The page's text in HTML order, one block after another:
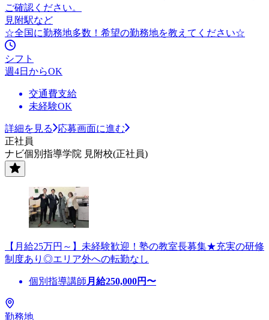
ご確認ください。
見附駅など
☆全国に勤務地多数！希望の勤務地を教えてください☆
シフト
週4日からOK
交通費支給
未経験OK
詳細を見る
応募画面に進む
正社員
ナビ個別指導学院 見附校(正社員)
【月給25万円～】未経験歓迎！塾の教室長募集★充実の研修
制度あり◎エリア外への転勤なし
個別指導講師 月給250,000円〜
勤務地